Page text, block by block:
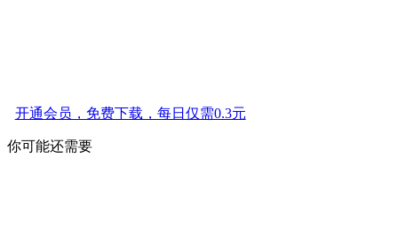
开通会员，免费下载，每日仅需0.3元
你可能还需要